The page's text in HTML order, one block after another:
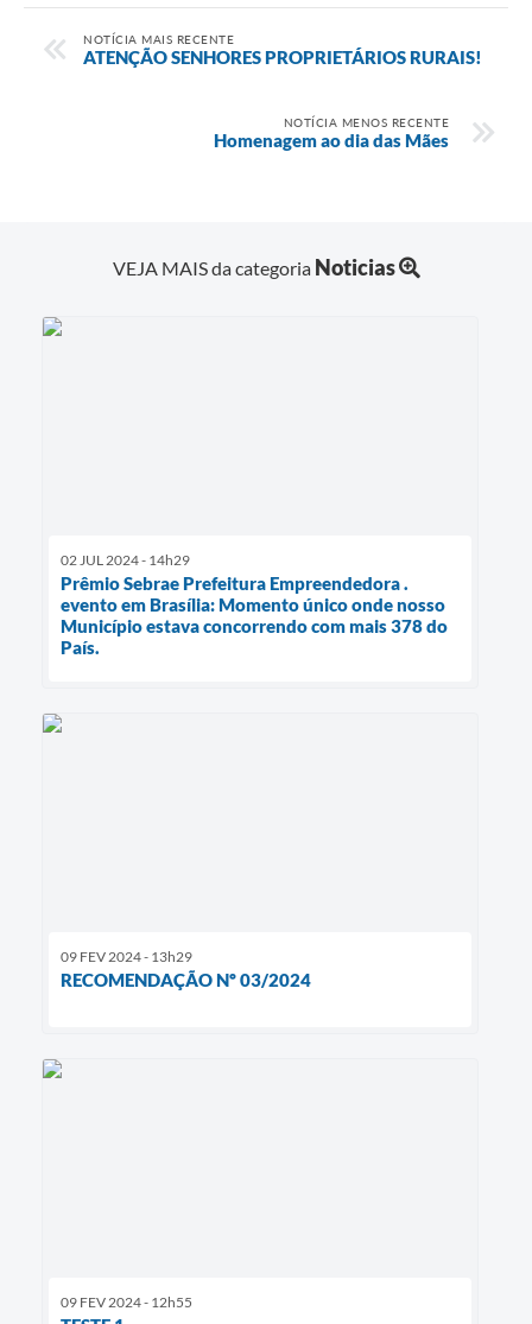
NOTÍCIA MAIS RECENTE
ATENÇÃO SENHORES PROPRIETÁRIOS RURAIS!
NOTÍCIA MENOS RECENTE
Homenagem ao dia das Mães
VEJA MAIS da categoria Noticias
02 JUL 2024 - 14h29
Prêmio Sebrae Prefeitura Empreendedora .
evento em Brasília: Momento único onde nosso
Município estava concorrendo com mais 378 do
País.
09 FEV 2024 - 13h29
RECOMENDAÇÃO Nº 03/2024
09 FEV 2024 - 12h55